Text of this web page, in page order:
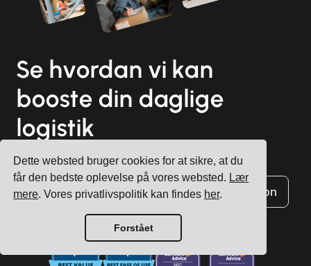
Dette websted bruger cookies for at sikre, at du
får den bedste oplevelse på vores websted. Lær
mere. Vores privatlivspolitik kan findes her.
Forstået
Se hvordan vi kan
booste din daglige
logistik
Opret konto Book en gratis konsultation